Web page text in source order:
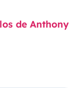
de Anthony